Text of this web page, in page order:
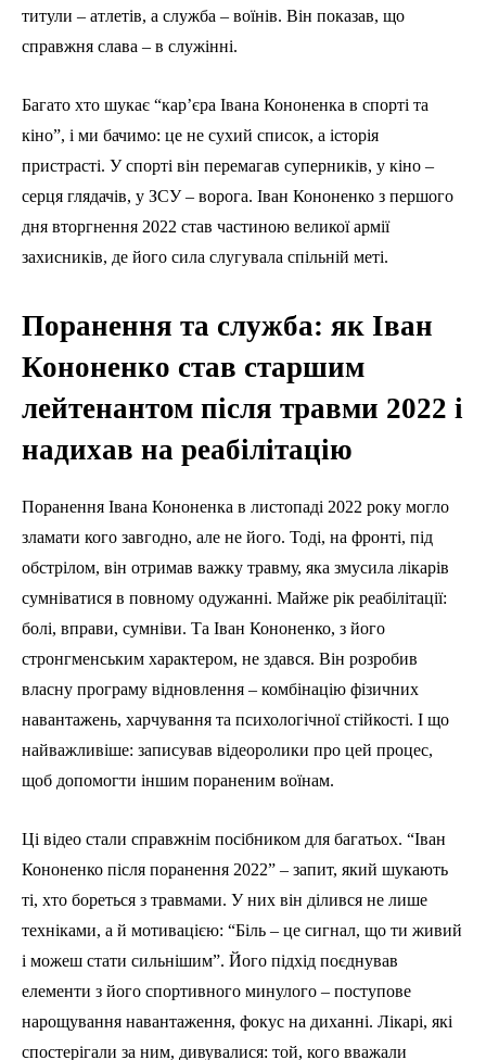
титули – атлетів, а служба – воїнів. Він показав, що
справжня слава – в служінні.
Багато хто шукає “кар’єра Івана Кононенка в спорті та
кіно”, і ми бачимо: це не сухий список, а історія
пристрасті. У спорті він перемагав суперників, у кіно –
серця глядачів, у ЗСУ – ворога. Іван Кононенко з першого
дня вторгнення 2022 став частиною великої армії
захисників, де його сила слугувала спільній меті.
Поранення та служба: як Іван
Кононенко став старшим
лейтенантом після травми 2022 і
надихав на реабілітацію
Поранення Івана Кононенка в листопаді 2022 року могло
зламати кого завгодно, але не його. Тоді, на фронті, під
обстрілом, він отримав важку травму, яка змусила лікарів
сумніватися в повному одужанні. Майже рік реабілітації:
болі, вправи, сумніви. Та Іван Кононенко, з його
стронгменським характером, не здався. Він розробив
власну програму відновлення – комбінацію фізичних
навантажень, харчування та психологічної стійкості. І що
найважливіше: записував відеоролики про цей процес,
щоб допомогти іншим пораненим воїнам.
Ці відео стали справжнім посібником для багатьох. “Іван
Кононенко після поранення 2022” – запит, який шукають
ті, хто бореться з травмами. У них він ділився не лише
техніками, а й мотивацією: “Біль – це сигнал, що ти живий
і можеш стати сильнішим”. Його підхід поєднував
елементи з його спортивного минулого – поступове
нарощування навантаження, фокус на диханні. Лікарі, які
спостерігали за ним, дивувалися: той, кого вважали